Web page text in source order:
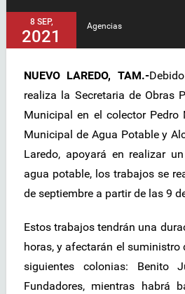
8 SEP,
2021
Agencias
NUEVO LAREDO, TAM.-
realiza la Secretaria de Obras
Municipal en el colector Pedro
Municipal de Agua Potable y
Laredo, apoyará en realizar
agua potable, los trabajos se
de septiembre a partir de las 9
Estos trabajos tendrán una
horas, y afectarán el
siguientes colonias: Benito
Fundadores, mientras habrá